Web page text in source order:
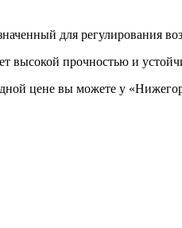
для регулирования
высокой прочностью и
цене вы можете у